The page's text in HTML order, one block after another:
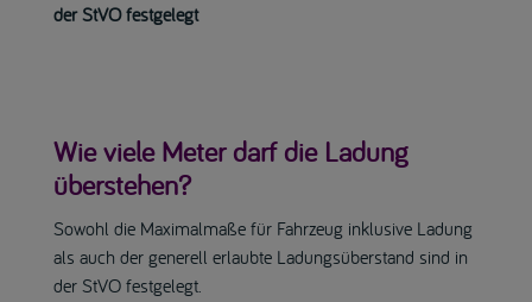
der StVO festgelegt
Wie viele Meter darf die Ladung
überstehen?
Sowohl die Maximalmaße für Fahrzeug inklusive Ladung
als auch der generell erlaubte Ladungsüberstand sind in
der StVO festgelegt.